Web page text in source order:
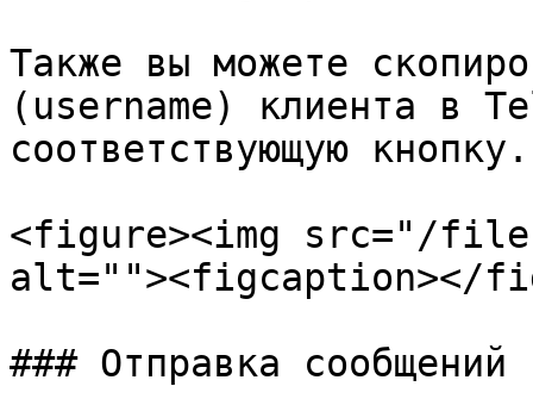
Также вы можете
(username) клиента в
соответствующую кнопку.
<figure><img src="/files/
alt=""><figcaption></
### Отправка сообщений